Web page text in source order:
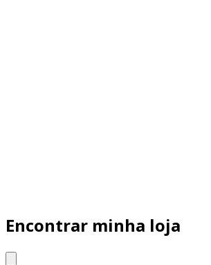
Encontrar minha loja